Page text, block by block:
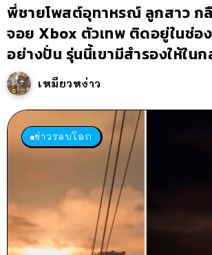
พี่ชายโพสต์อุทาหรณ์ ลูกสาว ก
จอย Xbox ตัวเทพ ติดอยู่ในช่อ
อย่างปั่น รุ่นนี้เขามีสำรองให้ในก
เหมียวหง่าว
ข่าวรอบโลก